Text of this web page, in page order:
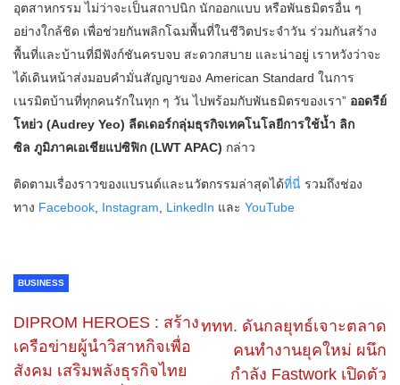
อุตสาหกรรม ไม่ว่าจะเป็นสถาปนิก นักออกแบบ หรือพันธมิตรอื่น ๆ
อย่างใกล้ชิด เพื่อช่วยกันพลิกโฉมพื้นที่ในชีวิตประจำวัน ร่วมกันสร้าง
พื้นที่และบ้านที่มีฟังก์ชันครบจบ สะดวกสบาย และน่าอยู่ เราหวังว่าจะ
ได้เดินหน้าส่งมอบคำมั่นสัญญาของ American Standard ในการ
เนรมิตบ้านที่ทุกคนรักในทุก ๆ วัน ไปพร้อมกับพันธมิตรของเรา” ออดรีย์
โหย่ว (Audrey Yeo) ลีดเดอร์กลุ่มธุรกิจเทคโนโลยีการใช้น้ำ ลิก
ซิล ภูมิภาคเอเชียแปซิฟิก (LWT APAC) กล่าว
ติดตามเรื่องราวของแบรนด์และนวัตกรรมล่าสุดได้ที่นี่ รวมถึงช่อง
ทาง Facebook Instagram LinkedIn และ YouTube
BUSINESS
DIPROM HEROES : สร้าง
เครือข่ายผู้นำวิสาหกิจเพื่อ
สังคม เสริมพลังธุรกิจไทย
ททท. ดันกลยุทธ์เจาะตลาด
คนทำงานยุคใหม่ ผนึก
กำลัง Fastwork เปิดตัว